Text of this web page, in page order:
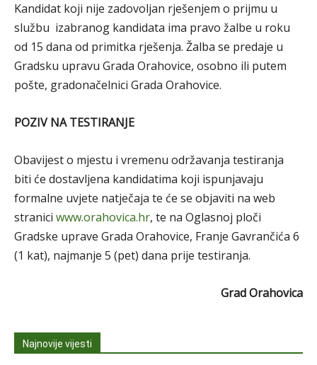
Kandidat koji nije zadovoljan rješenjem o prijmu u
službu izabranog kandidata ima pravo žalbe u roku
od 15 dana od primitka rješenja. Žalba se predaje u
Gradsku upravu Grada Orahovice, osobno ili putem
pošte, gradonačelnici Grada Orahovice.
POZIV NA TESTIRANJE
Obavijest o mjestu i vremenu održavanja testiranja
biti će dostavljena kandidatima koji ispunjavaju
formalne uvjete natječaja te će se objaviti na web
stranici www.orahovica.hr, te na Oglasnoj ploči
Gradske uprave Grada Orahovice, Franje Gavrančića 6
(1 kat), najmanje 5 (pet) dana prije testiranja.
Grad Orahovica
Najnovije vijesti